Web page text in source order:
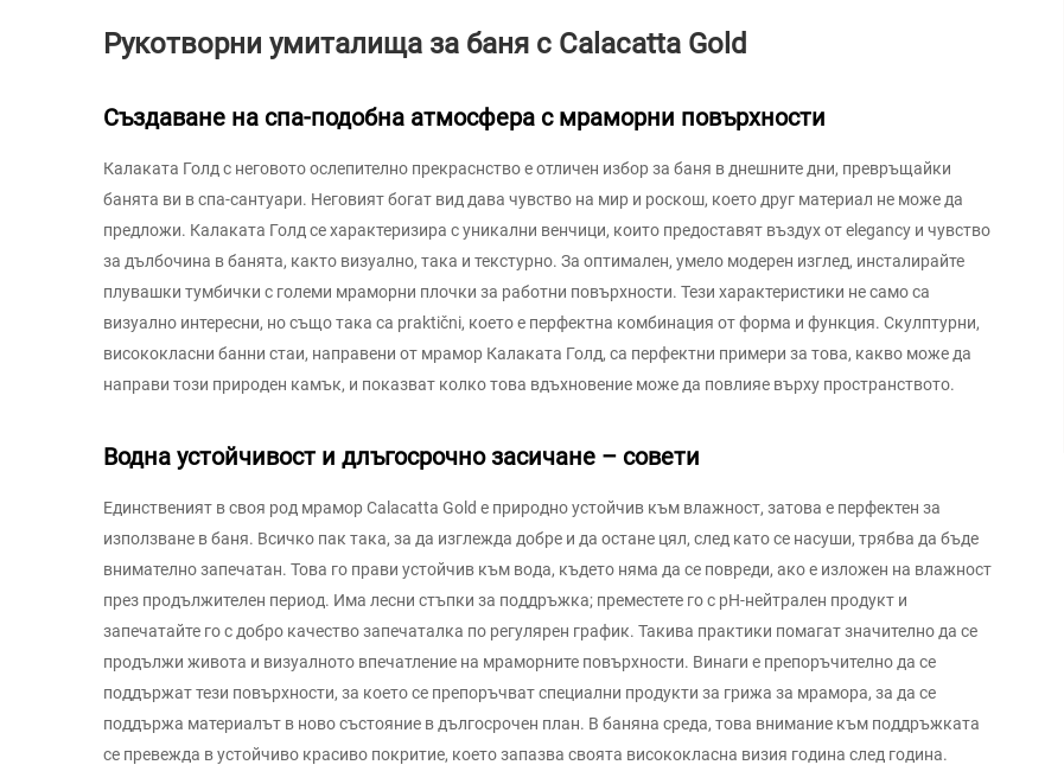
Рукотворни умиталища за баня с Calacatta Gold
Създаване на спа-подобна атмосфера с мраморни повърхности
Калаката Голд с неговото ослепително прекраснство е отличен избор за баня в днешните дни, превръщайки
банята ви в спа-сантуари. Неговият богат вид дава чувство на мир и роскош, което друг материал не може да
предложи. Калаката Голд се характеризира с уникални венчици, които предоставят въздух от elegancy и чувство
за дълбочина в банята, както визуално, така и текстурно. За оптимален, умело модерен изглед, инсталирайте
плувашки тумбички с големи мраморни плочки за работни повърхности. Тези характеристики не само са
визуално интересни, но също така са praktični, което е перфектна комбинация от форма и функция. Скулптурни,
висококласни банни стаи, направени от мрамор Калаката Голд, са перфектни примери за това, какво може да
направи този природен камък, и показват колко това вдъхновение може да повлияе върху пространството.
Водна устойчивост и длъгосрочно засичане – совети
Единственият в своя род мрамор Calacatta Gold е природно устойчив към влажност, затова е перфектен за
използване в баня. Всичко пак така, за да изглежда добре и да остане цял, след като се насуши, трябва да бъде
внимателно запечатан. Това го прави устойчив към вода, където няма да се повреди, ако е изложен на влажност
през продължителен период. Има лесни стъпки за поддръжка; преместете го с pH-нейтрален продукт и
запечатайте го с добро качество запечаталка по регулярен график. Такива практики помагат значително да се
продължи живота и визуалното впечатление на мраморните повърхности. Винаги е препоръчително да се
поддържат тези повърхности, за което се препоръчват специални продукти за грижа за мрамора, за да се
поддържа материалът в ново състояние в дългосрочен план. В баняна среда, това внимание към поддръжката
се превежда в устойчиво красиво покритие, което запазва своята висококласна визия година след година.